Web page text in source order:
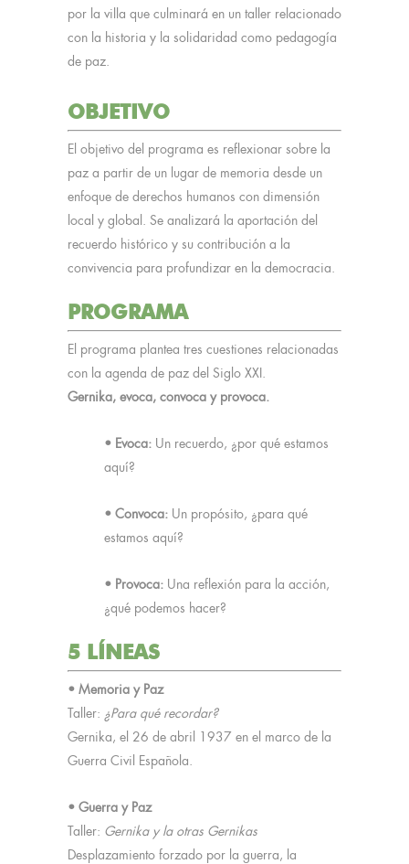
por la villa que culminará en un taller relacionado
con la historia y la solidaridad como pedagogía
de paz.
OBJETIVO
El objetivo del programa es reflexionar sobre la
paz a partir de un lugar de memoria desde un
enfoque de derechos humanos con dimensión
local y global. Se analizará la aportación del
recuerdo histórico y su contribución a la
convivencia para profundizar en la democracia.
PROGRAMA
El programa plantea tres cuestiones relacionadas
con la agenda de paz del Siglo XXI.
Gernika, evoca, convoca y provoca.
• Evoca: Un recuerdo, ¿por qué estamos
aquí?
• Convoca: Un propósito, ¿para qué
estamos aquí?
• Provoca: Una reflexión para la acción,
¿qué podemos hacer?
5 LÍNEAS
• Memoria y Paz
Taller: ¿Para qué recordar?
Gernika, el 26 de abril 1937 en el marco de la
Guerra Civil Española.
• Guerra y Paz
Taller: Gernika y la otras Gernikas
Desplazamiento forzado por la guerra, la